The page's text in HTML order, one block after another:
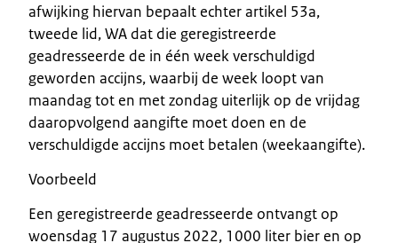
afwijking hiervan bepaalt echter artikel 53a,
tweede lid, WA dat die geregistreerde
geadresseerde de in één week verschuldigd
geworden accijns, waarbij de week loopt van
maandag tot en met zondag uiterlijk op de vrijdag
daaropvolgend aangifte moet doen en de
verschuldigde accijns moet betalen (weekaangifte).
Voorbeeld
Een geregistreerde geadresseerde ontvangt op
woensdag 17 augustus 2022, 1000 liter bier en op